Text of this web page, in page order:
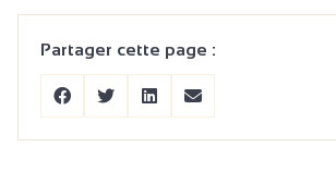
Partager cette page :